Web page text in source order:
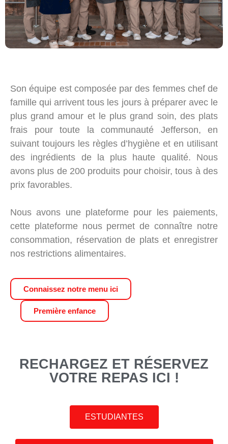
Son équipe est composée par des femmes chef de
famille qui arrivent tous les jours à préparer avec le
plus grand amour et le plus grand soin, des plats
frais pour toute la communauté Jefferson, en
suivant toujours les règles d’hygiène et en utilisant
des ingrédients de la plus haute qualité. Nous
avons plus de 200 produits pour choisir, tous à des
prix favorables.
Nous avons une plateforme pour les paiements,
cette plateforme nous permet de connaître notre
consommation, réservation de plats et enregistrer
nos restrictions alimentaires.
Connaissez notre menu ici
Première enfance
RECHARGEZ ET RÉSERVEZ
VOTRE REPAS ICI !
ESTUDIANTES